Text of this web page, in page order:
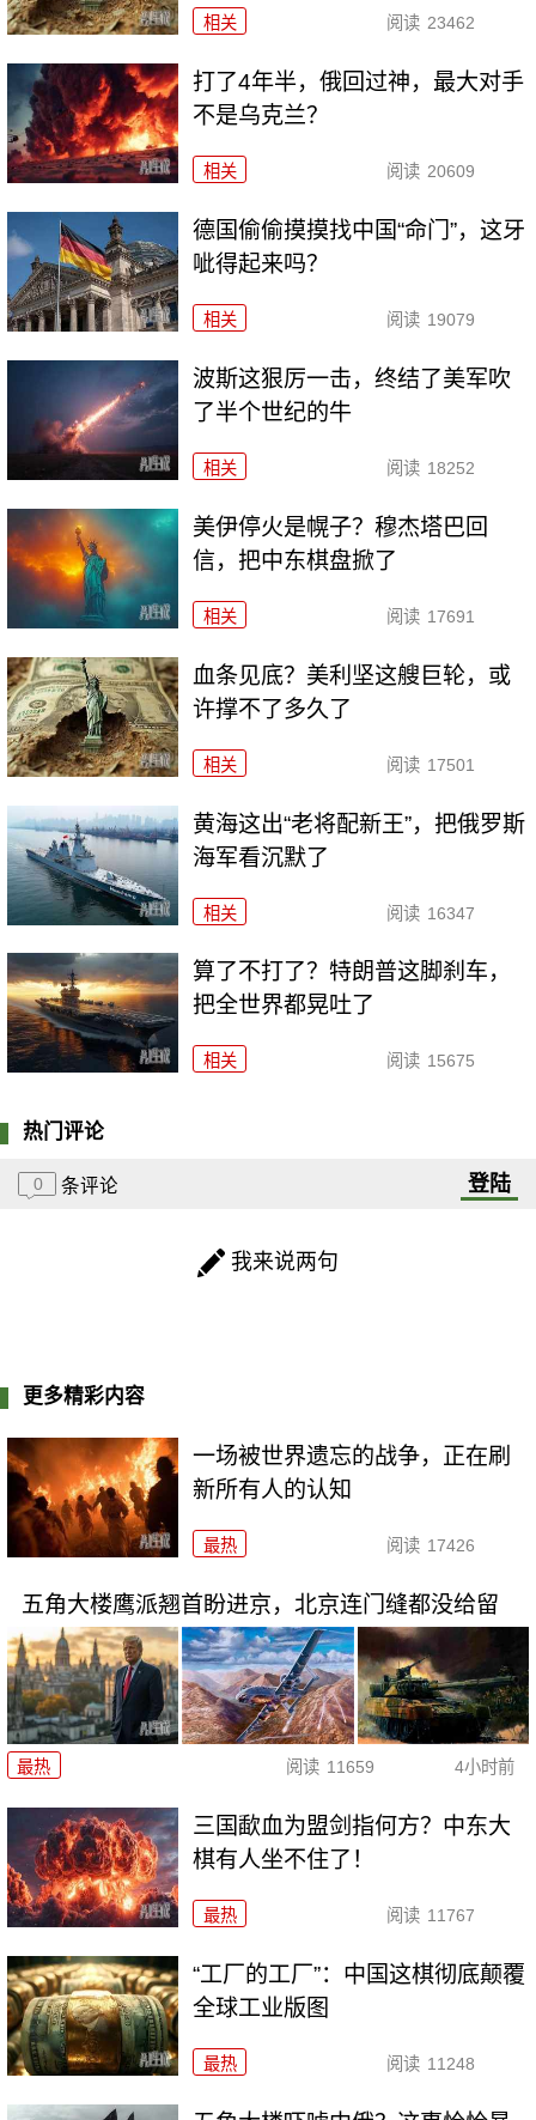
相关 阅读 23462
打了4年半，俄回过神，最大对手
不是乌克兰？
相关 阅读 20609
德国偷偷摸摸找中国“命门”，这牙
呲得起来吗？
相关 阅读 19079
波斯这狠厉一击，终结了美军吹
了半个世纪的牛
相关 阅读 18252
美伊停火是幌子？穆杰塔巴回
信，把中东棋盘掀了
相关 阅读 17691
血条见底？美利坚这艘巨轮，或
许撑不了多久了
相关 阅读 17501
黄海这出“老将配新王”，把俄罗斯
海军看沉默了
相关 阅读 16347
算了不打了？特朗普这脚刹车，
把全世界都晃吐了
相关 阅读 15675
热门评论
0 条评论 登陆
我来说两句
更多精彩内容
一场被世界遗忘的战争，正在刷
新所有人的认知
最热 阅读 17426
五角大楼鹰派翘首盼进京，北京连门缝都没给留
最热 阅读 11659 4小时前
三国歃血为盟剑指何方？中东大
棋有人坐不住了！
最热 阅读 11767
“工厂的工厂”：中国这棋彻底颠覆
全球工业版图
最热 阅读 11248